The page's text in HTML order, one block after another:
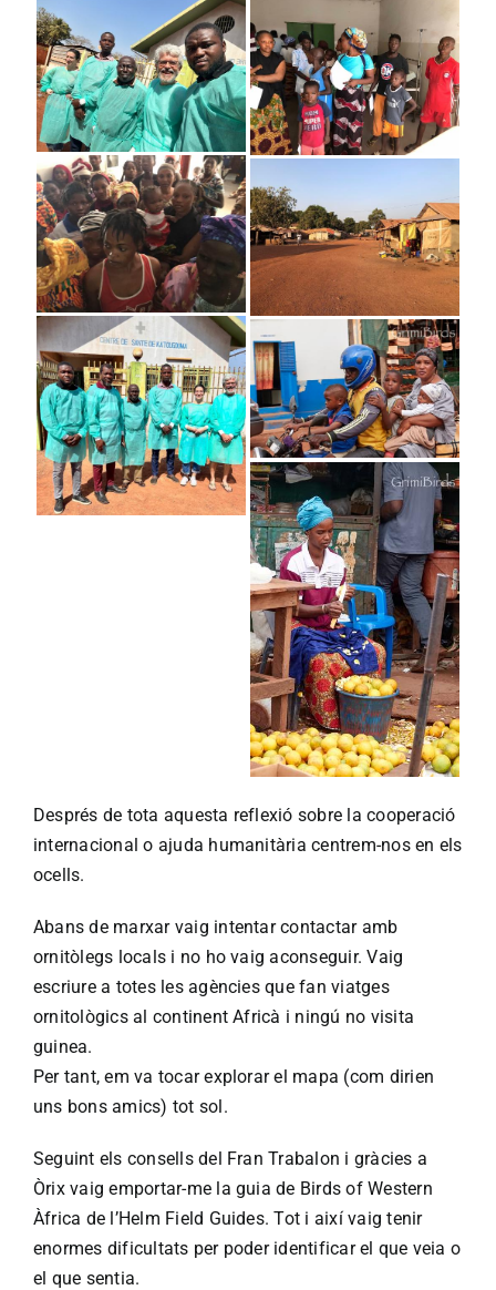
Després de tota aquesta reflexió sobre la cooperació
internacional o ajuda humanitària centrem-nos en els
ocells.
Abans de marxar vaig intentar contactar amb
ornitòlegs locals i no ho vaig aconseguir. Vaig
escriure a totes les agències que fan viatges
ornitològics al continent Africà i ningú no visita
guinea.
Per tant, em va tocar explorar el mapa (com dirien
uns bons amics) tot sol.
Seguint els consells del Fran Trabalon i gràcies a
Òrix vaig emportar-me la guia de Birds of Western
Àfrica de l’Helm Field Guides. Tot i així vaig tenir
enormes dificultats per poder identificar el que veia o
el que sentia.